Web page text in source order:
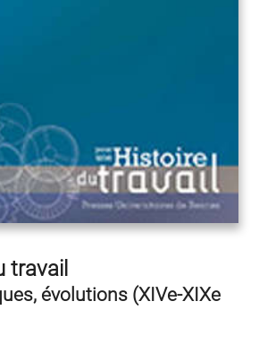
travail
évolutions (XIVe-XIXe